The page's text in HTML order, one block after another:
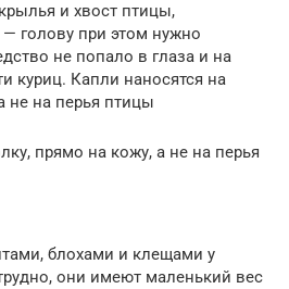
и хвост птицы,
голову при этом нужно
не попало в глаза и на
куриц. Капли наносятся на
не на перья птицы
прямо на кожу, а не на перья
блохами и клещами у
они имеют маленький вес